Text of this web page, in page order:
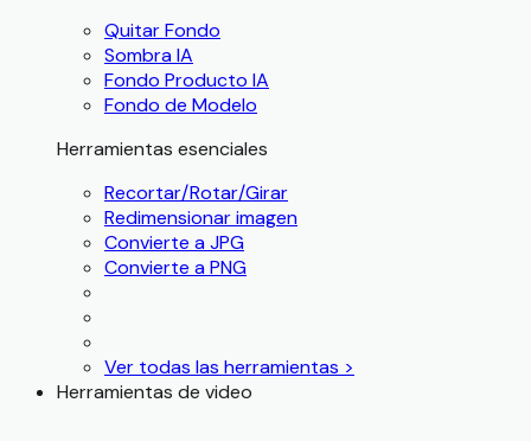
Quitar Fondo
Sombra IA
Fondo Producto IA
Fondo de Modelo
Herramientas esenciales
Recortar/Rotar/Girar
Redimensionar imagen
Convierte a JPG
Convierte a PNG
Ver todas las herramientas >
Herramientas de video